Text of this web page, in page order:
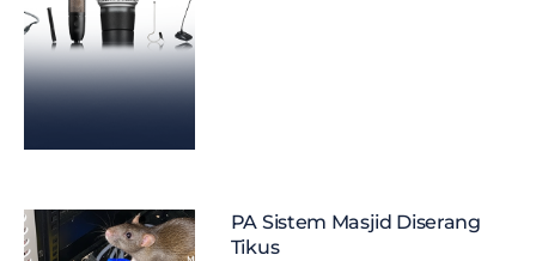
PA Sistem Masjid Diserang
Tikus